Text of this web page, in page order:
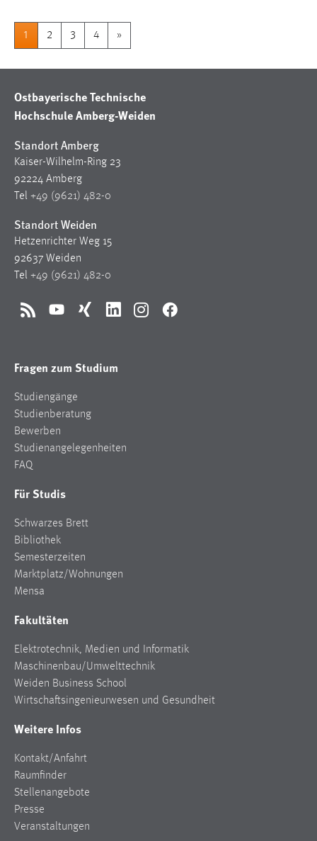
1 2 3 4 »
Ostbayerische Technische
Hochschule Amberg-Weiden
Standort Amberg
Kaiser-Wilhelm-Ring 23
92224 Amberg
Tel +49 (9621) 482-0
Standort Weiden
Hetzenrichter Weg 15
92637 Weiden
Tel +49 (9621) 482-0
RSS YouTubeXing LinkedInInstagramFacebook
Fragen zum Studium
Studiengänge
Studienberatung
Bewerben
Studienangelegenheiten
FAQ
Für Studis
Schwarzes Brett
Bibliothek
Semesterzeiten
Marktplatz/Wohnungen
Mensa
Fakultäten
Elektrotechnik, Medien und Informatik
Maschinenbau/Umwelttechnik
Weiden Business School
Wirtschaftsingenieurwesen und Gesundheit
Weitere Infos
Kontakt/Anfahrt
Raumfinder
Stellenangebote
Presse
Veranstaltungen